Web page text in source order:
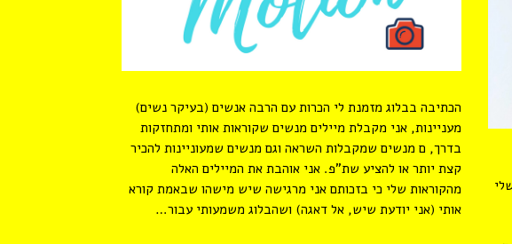
הכתיבה בבלוג מזמנת לי הכרות עם הרבה אנשים (בעיקר נשים)
מעניינות, אני מקבלת מיילים מנשים שקוראות אותי ומתחזקות
בדרך, ם מנשים שמקבלות השראה וגם מנשים שמעוניינות להכיר
קצת יותר או להציע שת”פ. אני אוהבת את המיילים האלה
מהקוראות שלי כי בזכותם אני מרגישה שיש מישהו שבאמת קורא
אותי (אני יודעת שיש, אל דאגה) ושהבלוג משמעותי עבור…